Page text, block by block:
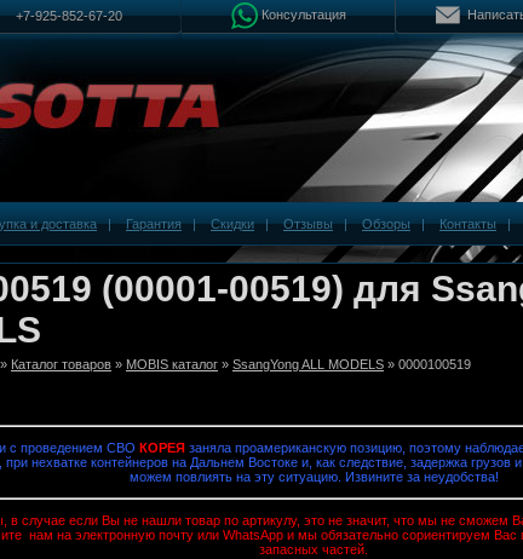
+7-925-852-67-20 Консультация
и доставка|Гарантия|Скидки|Отзывы|Обзоры|Контакты
(00001-00519) для
» Каталог товаров » MOBIS каталог » SsangYong ALL MODELS » 0000100519
с проведением СВО КОРЕЯзаняла проамериканскую позицию, поэтому
нехватке контейнеров на Дальнем Востоке и, как следствие, задержка грузов
можем повлиять на эту ситуацию. Извините за неудобства!
в случае если Вы не нашли товар по артикулу, это не значит, что мы не сможем
нам на электронную почту или WhatsApp и мы обязательно сориентируем Вас
запасных частей.